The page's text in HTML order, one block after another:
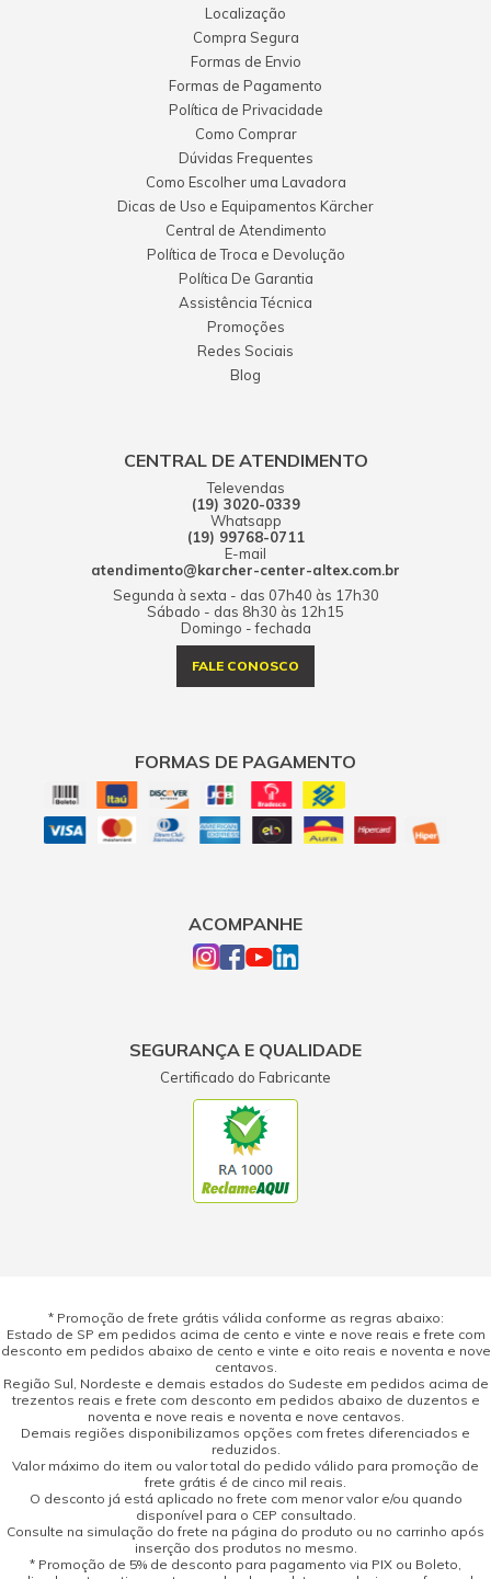
Localização
Compra Segura
Formas de Envio
Formas de Pagamento
Política de Privacidade
Como Comprar
Dúvidas Frequentes
Como Escolher uma Lavadora
Dicas de Uso e Equipamentos Kärcher
Central de Atendimento
Política de Troca e Devolução
Política De Garantia
Assistência Técnica
Promoções
Redes Sociais
Blog
CENTRAL DE ATENDIMENTO
Televendas
(19) 3020-0339
Whatsapp
(19) 99768-0711
E-mail
atendimento@karcher-center-altex.com.br
Segunda à sexta - das 07h40 às 17h30
Sábado - das 8h30 às 12h15
Domingo - fechada
FALE CONOSCO
FORMAS DE PAGAMENTO
ACOMPANHE
SEGURANÇA E QUALIDADE
Certificado do Fabricante
* Promoção de frete grátis válida conforme as regras abaixo:
Estado de SP em pedidos acima de cento e vinte e nove reais e frete com
desconto em pedidos abaixo de cento e vinte e oito reais e noventa e nove
centavos.
Região Sul, Nordeste e demais estados do Sudeste em pedidos acima de
trezentos reais e frete com desconto em pedidos abaixo de duzentos e
noventa e nove reais e noventa e nove centavos.
Demais regiões disponibilizamos opções com fretes diferenciados e
reduzidos.
Valor máximo do item ou valor total do pedido válido para promoção de
frete grátis é de cinco mil reais.
O desconto já está aplicado no frete com menor valor e/ou quando
disponível para o CEP consultado.
Consulte na simulação do frete na página do produto ou no carrinho após
inserção dos produtos no mesmo.
* Promoção de 5% de desconto para pagamento via PIX ou Boleto,